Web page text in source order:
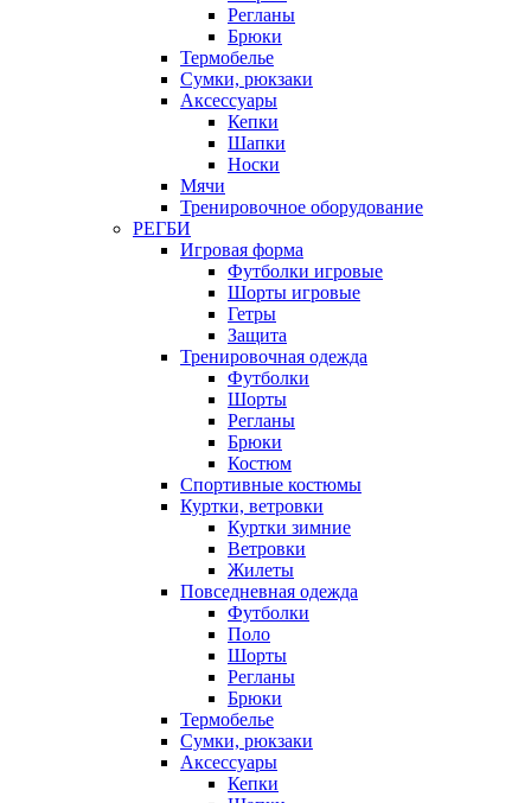
Регланы
Брюки
Термобелье
Сумки, рюкзаки
Аксессуары
Кепки
Шапки
Носки
Мячи
Тренировочное оборудование
РЕГБИ
Игровая форма
Футболки игровые
Шорты игровые
Гетры
Защита
Тренировочная одежда
Футболки
Шорты
Регланы
Брюки
Костюм
Спортивные костюмы
Куртки, ветровки
Куртки зимние
Ветровки
Жилеты
Повседневная одежда
Футболки
Поло
Шорты
Регланы
Брюки
Термобелье
Сумки, рюкзаки
Аксессуары
Кепки